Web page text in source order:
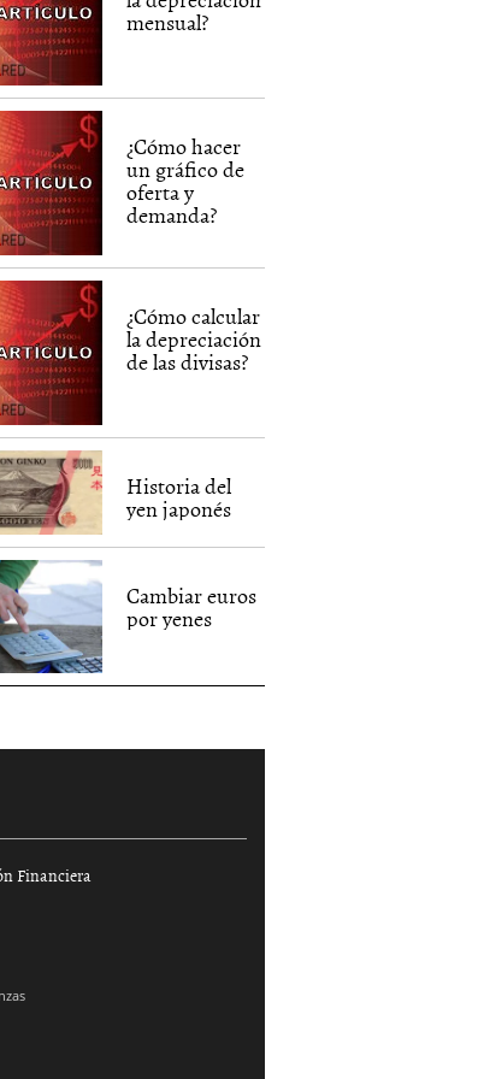
mensual?
¿Cómo hacer
un gráfico de
oferta y
demanda?
¿Cómo calcular
la depreciación
de las divisas?
Historia del
yen japonés
Cambiar euros
por yenes
Financiera